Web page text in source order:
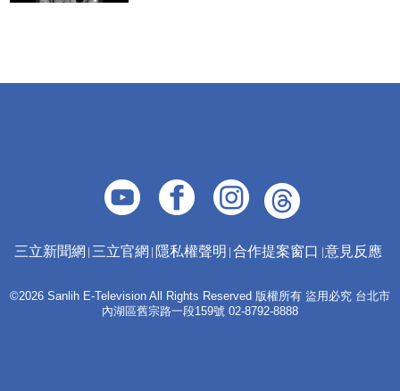
三立新聞網 三立官網 隱私權聲明 合作提案窗口 意見反應
©2026 Sanlih E-Television All Rights Reserved 版權所有 盜用必究 台北市
內湖區舊宗路一段159號 02-8792-8888